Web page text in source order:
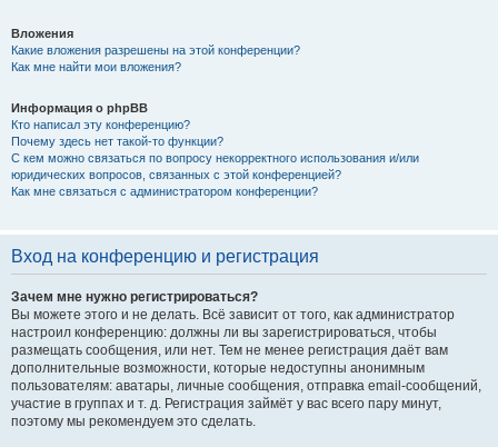
Вложения
Какие вложения разрешены на этой конференции?
Как мне найти мои вложения?
Информация о phpBB
Кто написал эту конференцию?
Почему здесь нет такой-то функции?
С кем можно связаться по вопросу некорректного использования и/или
юридических вопросов, связанных с этой конференцией?
Как мне связаться с администратором конференции?
Вход на конференцию и регистрация
Зачем мне нужно регистрироваться?
Вы можете этого и не делать. Всё зависит от того, как администратор
настроил конференцию: должны ли вы зарегистрироваться, чтобы
размещать сообщения, или нет. Тем не менее регистрация даёт вам
дополнительные возможности, которые недоступны анонимным
пользователям: аватары, личные сообщения, отправка email-сообщений,
участие в группах и т. д. Регистрация займёт у вас всего пару минут,
поэтому мы рекомендуем это сделать.